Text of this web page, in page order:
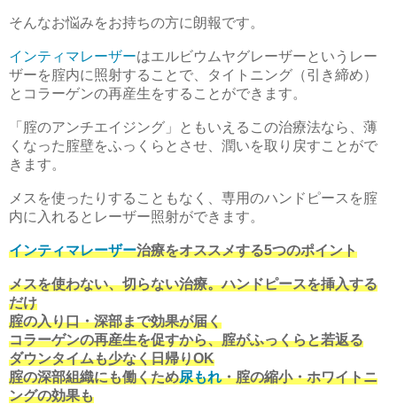
そんなお悩みをお持ちの方に朗報です。
インティマレーザーはエルビウムヤグレーザーというレー
ザーを腟内に照射することで、タイトニング（引き締め）
とコラーゲンの再産生をすることができます。
「腟のアンチエイジング」ともいえるこの治療法なら、薄
くなった腟壁をふっくらとさせ、潤いを取り戻すことがで
きます。
メスを使ったりすることもなく、専用のハンドピースを腟
内に入れるとレーザー照射ができます。
インティマレーザー治療をオススメする5つのポイント
メスを使わない、切らない治療。ハンドピースを挿入する
だけ
腟の入り口・深部まで効果が届く
コラーゲンの再産生を促すから、腟がふっくらと若返る
ダウンタイムも少なく日帰りOK
腟の深部組織にも働くため尿もれ・腟の縮小・ホワイトニ
ングの効果も